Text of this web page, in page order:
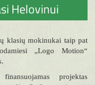
Helovinui
klasių mokinukai taip pat
„Logo Motion“
projektas